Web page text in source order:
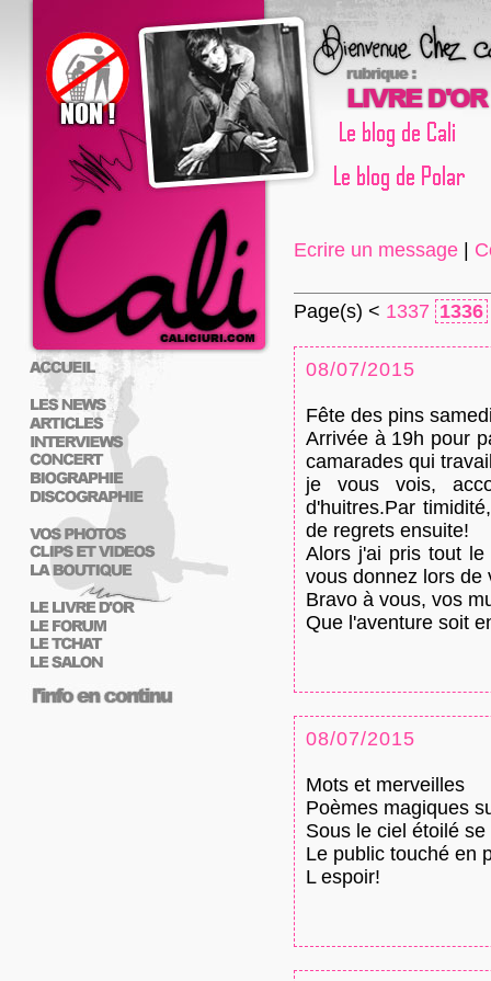
Ecrire un message
Page(s) < 1337 1336
08/07/2015
Fête des pins
Arrivée à 19h pour
camarades qui
je vous vois,
d'huitres.Par
de regrets ensuite!
Alors j'ai pris tout
vous donnez lors de
Bravo à vous, vos
Que l'aventure soit
08/07/2015
Mots et merveilles
Poèmes magiques
Sous le ciel étoilé
Le public touché en
L espoir!